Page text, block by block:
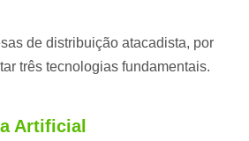
de distribuição atacadista, por
três tecnologias fundamentais.
Artificial